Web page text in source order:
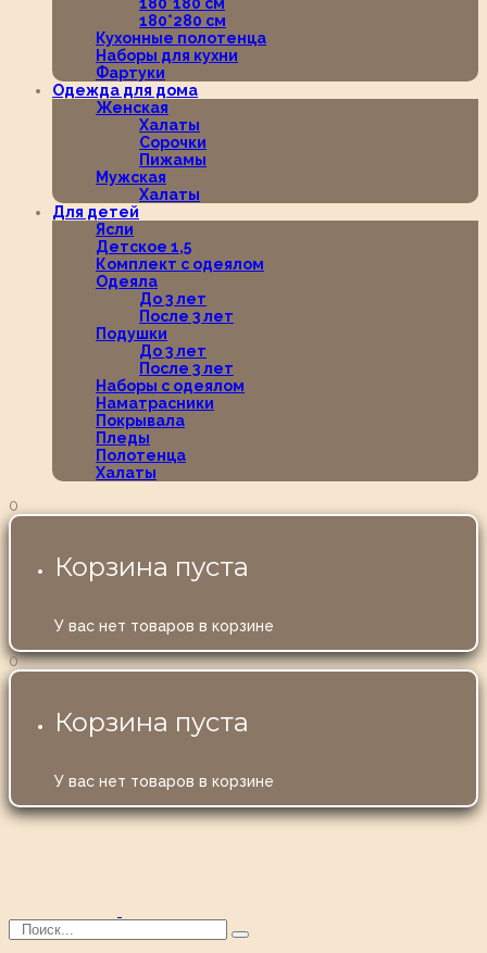
180*280 см
Кухонные полотенца
Наборы для кухни
Фартуки
Одежда для дома
Женская
Халаты
Сорочки
Пижамы
Мужская
Халаты
Для детей
Ясли
Детское 1,5
Комплект с одеялом
Одеяла
До 3 лет
После 3 лет
Подушки
До 3 лет
После 3 лет
Наборы с одеялом
Наматрасники
Покрывала
Пледы
Полотенца
Халаты
0
Корзина пуста
У вас нет товаров в корзине
0
Корзина пуста
У вас нет товаров в корзине